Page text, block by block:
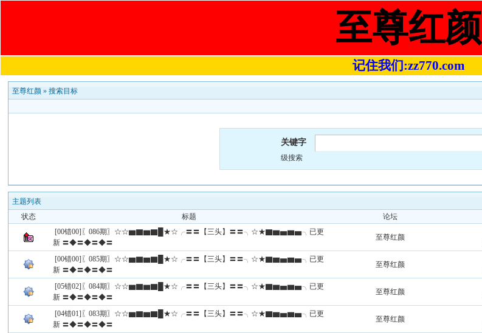
至尊红颜
记住我们:zz770.com
至尊红颜 »搜索目标
关键字
级搜索
主题列表
状态
标题 论坛
[00错00]〖086期〗☆☆▆▇▆▇█★☆╭〓〓【三头】〓〓╮☆★▇▆▅▆▅╮已更
新 〓◆〓◆〓◆〓
至尊红颜
[00错00]〖085期〗☆☆▆▇▆▇█★☆╭〓〓【三头】〓〓╮☆★▇▆▅▆▅╮已更
新 〓◆〓◆〓◆〓
至尊红颜
[05错02]〖084期〗☆☆▆▇▆▇█★☆╭〓〓【三头】〓〓╮☆★▇▆▅▆▅╮已更
新 〓◆〓◆〓◆〓
至尊红颜
[04错01]〖083期〗☆☆▆▇▆▇█★☆╭〓〓【三头】〓〓╮☆★▇▆▅▆▅╮已更
新 〓◆〓◆〓◆〓
至尊红颜